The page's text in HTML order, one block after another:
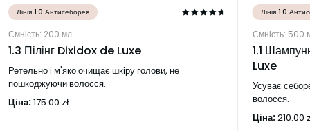
Лінія 1.0 Антисеборея
Ємність: 200 мл
1.3 Пілінг Dixidox de Luxe
Ретельно і м'яко очищає шкіру голови, не
пошкоджуючи волосся.
Ціна:175.00 zł
Лінія 1.0
Ємність: 500
1.1
Luxe
Усуває
волосся.
Ціна:210.00